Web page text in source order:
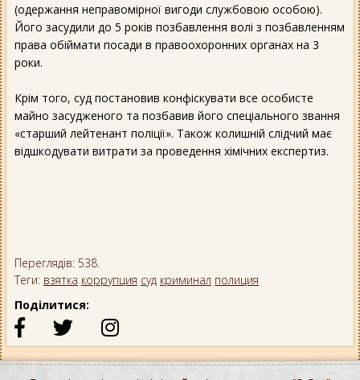
(одержання неправомірної вигоди службовою особою).
Його засудили до 5 років позбавлення волі з позбавленням
права обіймати посади в правоохоронних органах на 3
роки.
Крім того, суд постановив конфіскувати все особисте
майно засудженого та позбавив його спеціального звання
«старший лейтенант поліції». Також колишній слідчий має
відшкодувати витрати за проведення хімічних експертиз.
Переглядів: 538.
Теги: взятка коррупция суд криминал полиция
Поділитися: